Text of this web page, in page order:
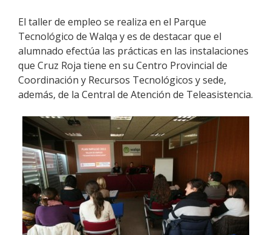
El taller de empleo se realiza en el Parque
Tecnológico de Walqa y es de destacar que el
alumnado efectúa las prácticas en las instalaciones
que Cruz Roja tiene en su Centro Provincial de
Coordinación y Recursos Tecnológicos y sede,
además, de la Central de Atención de Teleasistencia.